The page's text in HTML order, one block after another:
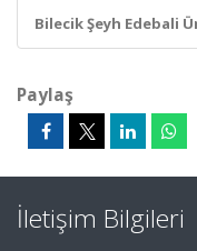
Bilecik Şeyh Edebali
Paylaş
İletişim Bilgileri